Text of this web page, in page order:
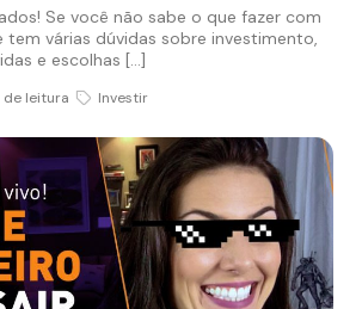
Se você não sabe o que fazer com
tem várias dúvidas sobre investimento,
e escolhas […]
de leitura Investir